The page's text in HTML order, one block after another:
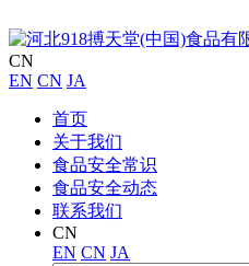
CN
EN CN JA
首页
关于我们
食品安全常识
食品安全动态
联系我们
CN
EN CN JA